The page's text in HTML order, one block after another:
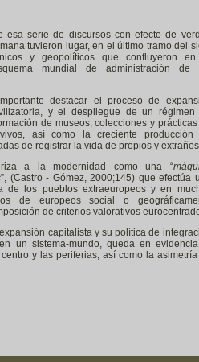
esa serie de discursos con efecto de
tuvieron lugar, en el último tramo del
y geopolíticos que confluyeron
mundial de administración de
destacar el proceso de
y el despliegue de un régimen
de museos, colecciones y
así como la creciente producción
de registrar la vida de propios y
a la modernidad como una “
”, (Castro - Gómez, 2000;145) que efectúa
de los pueblos extraeuropeos y en
de europeos social o
de criterios valorativos
capitalista y su política de
un sistema-mundo, queda en
y las periferias, así como la